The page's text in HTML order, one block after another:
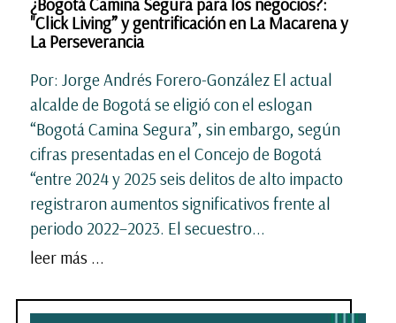
¿Bogotá Camina Segura para los negocios?:
"Click Living” y gentrificación en La Macarena y
La Perseverancia
Por: Jorge Andrés Forero-González El actual
alcalde de Bogotá se eligió con el eslogan
“Bogotá Camina Segura”, sin embargo, según
cifras presentadas en el Concejo de Bogotá
“entre 2024 y 2025 seis delitos de alto impacto
registraron aumentos significativos frente al
periodo 2022–2023. El secuestro...
leer más ...